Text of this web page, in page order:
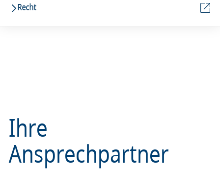
Recht
Ihre
Ansprechpartner